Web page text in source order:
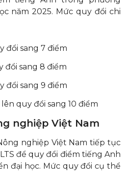
năm 2025. Mức quy đổi chi
đổi sang 7 điểm
đổi sang 8 điểm
đổi sang 9 điểm
quy đổi sang 10 điểm
nghiệp Việt Nam
nghiệp Việt Nam tiếp tục
để quy đổi điểm tiếng Anh
đại học. Mức quy đổi cụ thể